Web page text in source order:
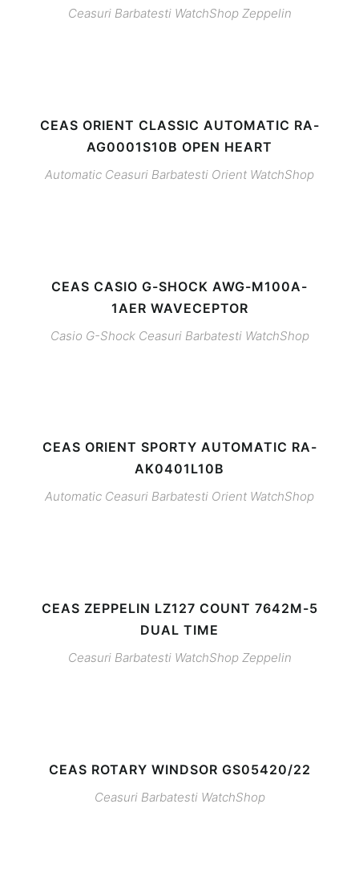
Ceasuri Barbatesti WatchShop Zeppelin
CEAS ORIENT CLASSIC AUTOMATIC RA-
AG0001S10B OPEN HEART
Automatic Ceasuri Barbatesti Orient WatchShop
CEAS CASIO G-SHOCK AWG-M100A-
1AER WAVECEPTOR
Casio G-Shock Ceasuri Barbatesti WatchShop
CEAS ORIENT SPORTY AUTOMATIC RA-
AK0401L10B
Automatic Ceasuri Barbatesti Orient WatchShop
CEAS ZEPPELIN LZ127 COUNT 7642M-5
DUAL TIME
Ceasuri Barbatesti WatchShop Zeppelin
CEAS ROTARY WINDSOR GS05420/22
Ceasuri Barbatesti WatchShop